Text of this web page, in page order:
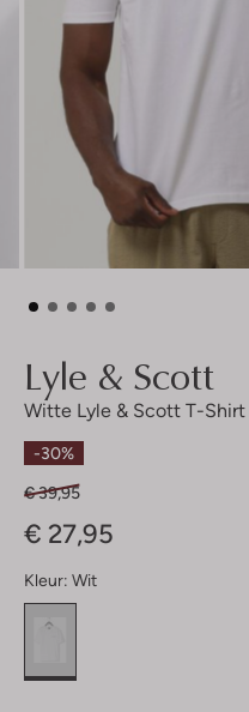
Lyle & Scott
Witte Lyle & Scott T-
-30%
€ 39,95
€ 27,95
Kleur: Wit